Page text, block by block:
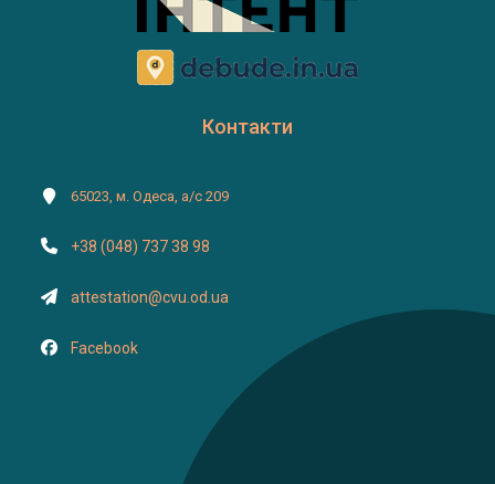
Контакти
65023, м. Одеса, а/с 209
+38 (048) 737 38 98
attestation@cvu.od.ua
Facebook